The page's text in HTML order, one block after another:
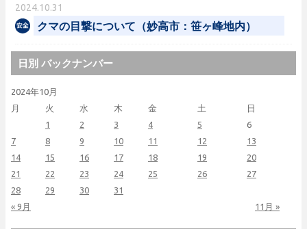
2024.10.31
クマの目撃について（妙高市：笹ヶ峰地内）
日別 バックナンバー
2024年10月
月
火 水 木 金 土 日
« 9月 11月 »
1 2 3 4 5
6
7
8 9 10 11 12
13
14
15 16 17 18 19
20
21
22 23 24 25 26
27
28
29 30 31